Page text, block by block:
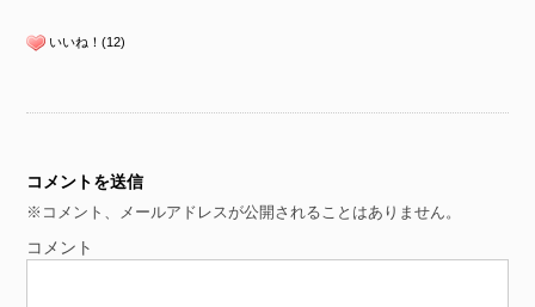
いいね！(12)
コメントを送信
※コメント、メールアドレスが公開されることはありません。
コメント